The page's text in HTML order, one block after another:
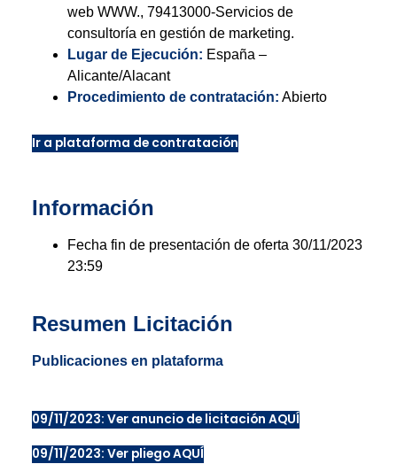
web WWW., 79413000-Servicios de
consultoría en gestión de marketing.
Lugar de Ejecución: España –
Alicante/Alacant
Procedimiento de contratación: Abierto
Ir a plataforma de contratación
Información
Fecha fin de presentación de oferta 30/11/2023
23:59
Resumen Licitación
Publicaciones en plataforma
09/11/2023: Ver anuncio de licitación AQUÍ
09/11/2023: Ver pliego AQUÍ